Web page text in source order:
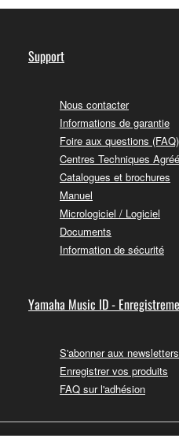
Support
Nous contacter
Informations de garantie
Foire aux questions (FAQ)
Centres Techniques
Catalogues et brochures
Manuel
Micrologiciel / Logiciel
Documents
Information de sécurité
Yamaha Music ID -
S'abonner aux newsletters
Enregistrer vos produits
FAQ sur l'adhésion